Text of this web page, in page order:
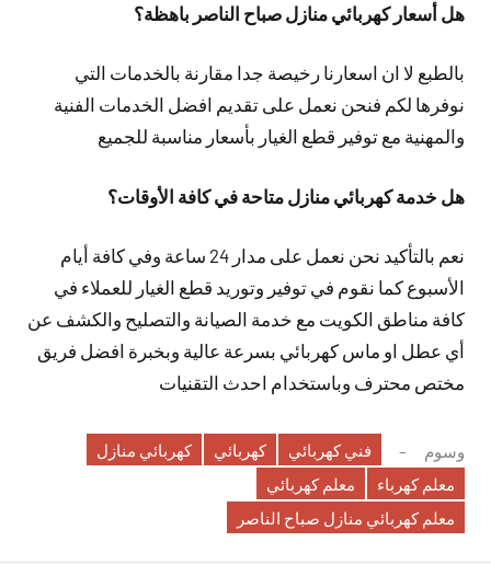
هل أسعار كهربائي منازل صباح الناصر باهظة؟
بالطبع لا ان اسعارنا رخيصة جدا مقارنة بالخدمات التي
نوفرها لكم فنحن نعمل على تقديم افضل الخدمات الفنية
والمهنية مع توفير قطع الغيار بأسعار مناسبة للجميع
هل خدمة كهربائي منازل متاحة في كافة الأوقات؟
نعم بالتأكيد نحن نعمل على مدار 24 ساعة وفي كافة أيام
الأسبوع كما نقوم في توفير وتوريد قطع الغيار للعملاء في
كافة مناطق الكويت مع خدمة الصيانة والتصليح والكشف عن
أي عطل او ماس كهربائي بسرعة عالية وبخبرة افضل فريق
مختص محترف وباستخدام احدث التقنيات
وسوم فني كهربائي كهربائي
كهربائي منازل
معلم كهرباء
معلم كهربائي
معلم كهربائي منازل صباح الناصر